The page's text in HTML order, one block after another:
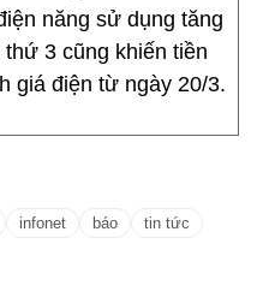
năng sử dụng tăng
3 cũng khiến tiền
giá điện từ ngày 20/3.
infonet báo
tin tức